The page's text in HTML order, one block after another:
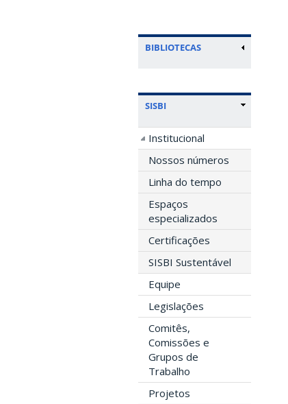
BIBLIOTECAS
SISBI
Institucional
Nossos números
Linha do tempo
Espaços
especializados
Certificações
SISBI Sustentável
Equipe
Legislações
Comitês,
Comissões e
Grupos de
Trabalho
Projetos